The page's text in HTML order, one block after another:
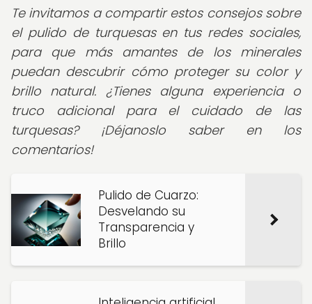
Te invitamos a compartir estos consejos sobre
el pulido de turquesas en tus redes sociales,
para que más amantes de los minerales
puedan descubrir cómo proteger su color y
brillo natural. ¿Tienes alguna experiencia o
truco adicional para el cuidado de las
turquesas? ¡Déjanoslo saber en los
comentarios!
Pulido de Cuarzo:
Desvelando su
Transparencia y
Brillo